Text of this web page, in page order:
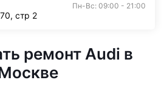
Пн-Вс: 09:00 - 21:00
стр 2
ремонт Audi в